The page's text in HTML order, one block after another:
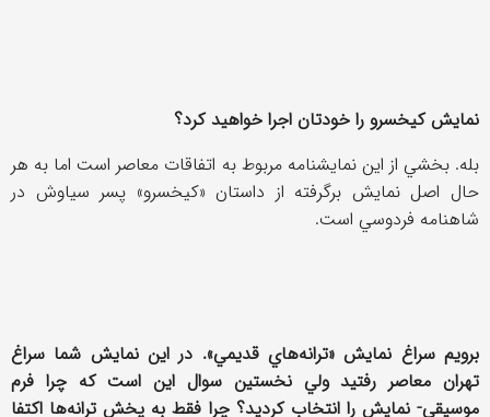
نمايش كيخسرو را خودتان اجرا خواهيد كرد؟
بله. بخشي از اين نمايشنامه مربوط به اتفاقات معاصر است اما به هر
حال اصل نمايش برگرفته از داستان «كيخسرو» پسر سياوش در
شاهنامه فردوسي است.
برويم سراغ نمايش «ترانه‌هاي قديمي». در اين نمايش شما سراغ
تهران معاصر رفتيد ولي نخستين سوال اين است كه چرا فرم
موسيقي- نمايش را انتخاب كرديد؟ چرا فقط به پخش ترانه‌ها اكتفا